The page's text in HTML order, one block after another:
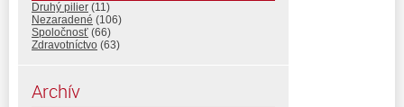
Druhý pilier (11)
Nezaradené (106)
Spoločnosť (66)
Zdravotníctvo (63)
Archív